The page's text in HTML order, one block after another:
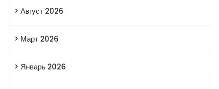
Август 2026
Март 2026
Январь 2026